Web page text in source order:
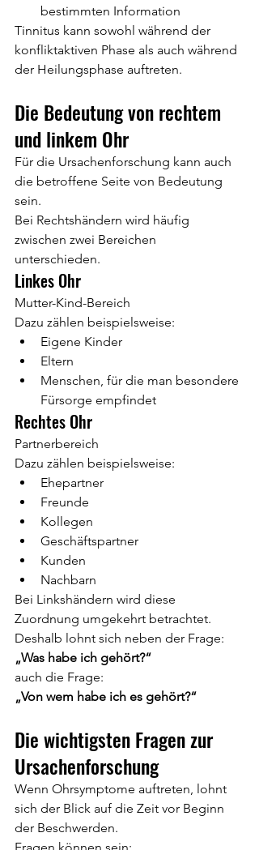
bestimmten Information
Tinnitus kann sowohl während der
konfliktaktiven Phase als auch während
der Heilungsphase auftreten.
Die Bedeutung von rechtem
und linkem Ohr
Für die Ursachenforschung kann auch
die betroffene Seite von Bedeutung
sein.
Bei Rechtshändern wird häufig
zwischen zwei Bereichen
unterschieden.
Linkes Ohr
Mutter-Kind-Bereich
Dazu zählen beispielsweise:
Eigene Kinder
Eltern
Menschen, für die man besondere
Fürsorge empfindet
Rechtes Ohr
Partnerbereich
Dazu zählen beispielsweise:
Ehepartner
Freunde
Kollegen
Geschäftspartner
Kunden
Nachbarn
Bei Linkshändern wird diese
Zuordnung umgekehrt betrachtet.
Deshalb lohnt sich neben der Frage:
„Was habe ich gehört?“
auch die Frage:
„Von wem habe ich es gehört?“
Die wichtigsten Fragen zur
Ursachenforschung
Wenn Ohrsymptome auftreten, lohnt
sich der Blick auf die Zeit vor Beginn
der Beschwerden.
Fragen können sein: